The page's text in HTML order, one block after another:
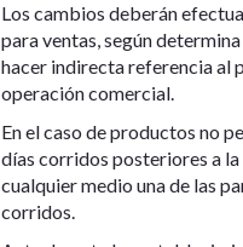
Los cambios deberán
para ventas, según
hacer indirecta referencia al
operación comercial.
En el caso de productos no
días corridos posteriores a
cualquier medio una de las
corridos.